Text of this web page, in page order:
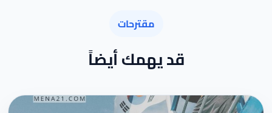
مقترحات
قد يهمك أيضاً